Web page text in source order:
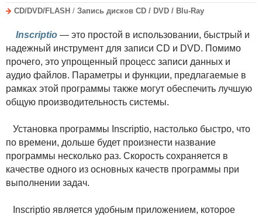
CD/DVD/FLASH / Запись дисков CD / DVD / Blu-Ray
Inscriptio — это простой в использовании, быстрый и
надежный инструмент для записи CD и DVD. Помимо
прочего, это упрощенный процесс записи данных и
аудио файлов. Параметры и функции, предлагаемые в
рамках этой программы также могут обеспечить лучшую
общую производительность системы.
Установка программы Inscriptio, настолько быстро, что
по времени, дольше будет произнести название
программы несколько раз. Скорость сохраняется в
качестве одного из основных качеств программы при
выполнении задач.
Inscriptio является удобным приложением, которое